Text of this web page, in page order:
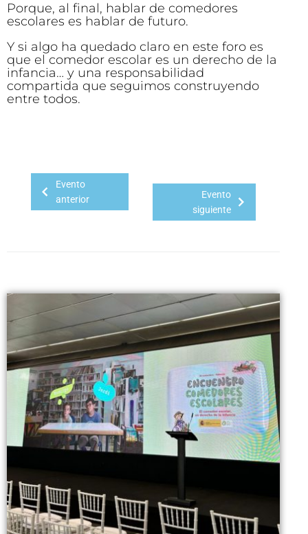
Porque, al final, hablar de comedores
escolares es hablar de futuro.
Y si algo ha quedado claro en este foro es
que el comedor escolar es un derecho de la
infancia… y una responsabilidad
compartida que seguimos construyendo
entre todos.
Evento
anterior
Evento
siguiente